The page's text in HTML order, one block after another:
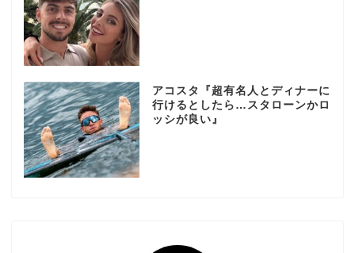
アコスタ『超有名人とディナーに
行けるとしたら…スタローンかロ
ッシが良い』